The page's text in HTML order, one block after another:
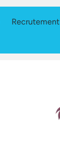
Recrutement